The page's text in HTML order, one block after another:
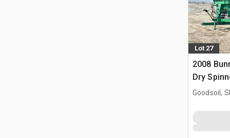
Lot 27
2008
Dry
Goodsoil,